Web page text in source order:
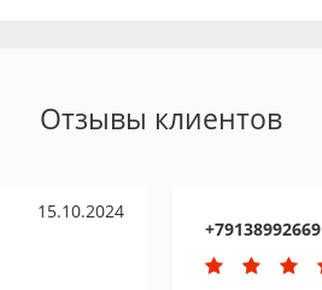
Отзывы клиентов
15.10.2024
+79138992669